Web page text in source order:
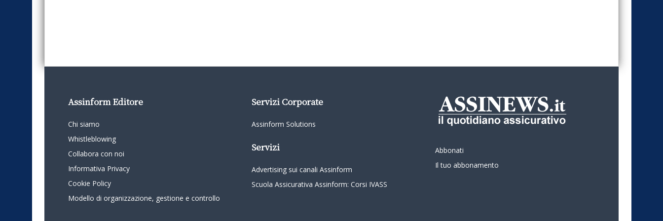
Assinform Editore
Chi siamo
Whistleblowing
Collabora con noi
Informativa Privacy
Cookie Policy
Modello di organizzazione, gestione e controllo
Servizi Corporate
Assinform Solutions
Servizi
Advertising sui canali Assinform
Scuola Assicurativa Assinform: Corsi IVASS
Abbonati
Il tuo abbonamento